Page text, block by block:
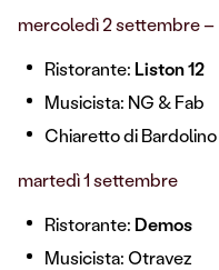
mercoledì 2 settembre –
Ristorante: Liston 12
Musicista: NG & Fab
Chiaretto di Bardolino
martedì 1 settembre
Ristorante: Demos
Musicista: Otravez